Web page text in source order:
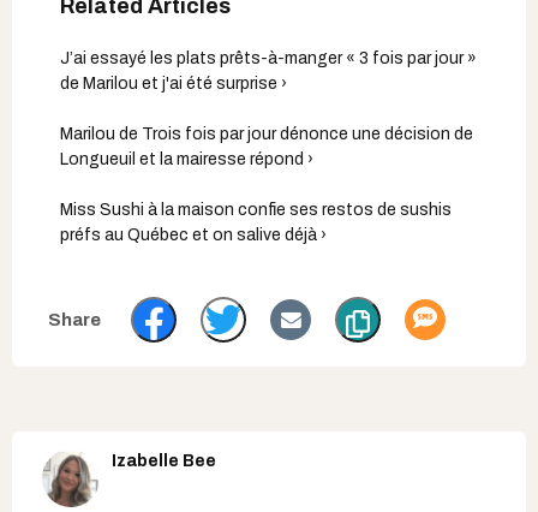
J’ai essayé les plats prêts-à-manger « 3 fois par jour »
de Marilou et j'ai été surprise ›
Marilou de Trois fois par jour dénonce une décision de
Longueuil et la mairesse répond ›
Miss Sushi à la maison confie ses restos de sushis
préfs au Québec et on salive déjà ›
Izabelle Bee